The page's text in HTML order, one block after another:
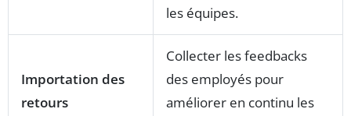
les équipes.
Importation des
retours
Collecter les feedbacks
des employés pour
améliorer en continu les